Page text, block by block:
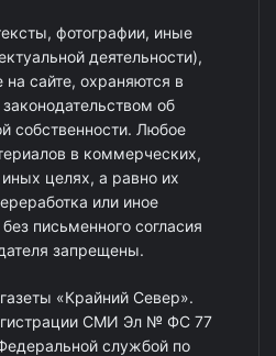
фотографии, иные
деятельности),
сайте, охраняются в
законодательством об
собственности. Любое
в коммерческих,
целях, а равно их
или иное
письменного согласия
запрещены.
«Крайний Север».
СМИ Эл № ФС 77
службой по